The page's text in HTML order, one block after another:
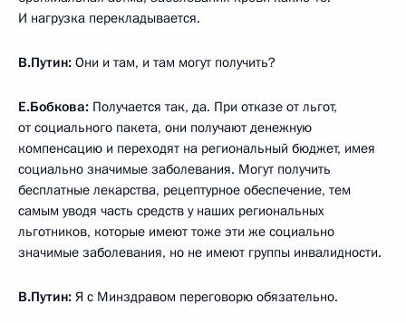
И нагрузка перекладывается.
В.Путин: Они и там, и там могут получить?
Е.Бобкова: Получается так, да. При отказе от льгот,
от социального пакета, они получают денежную
компенсацию и переходят на региональный бюджет, имея
социально значимые заболевания. Могут получить
бесплатные лекарства, рецептурное обеспечение, тем
самым уводя часть средств у наших региональных
льготников, которые имеют тоже эти же социально
значимые заболевания, но не имеют группы инвалидности.
В.Путин: Я с Минздравом переговорю обязательно.